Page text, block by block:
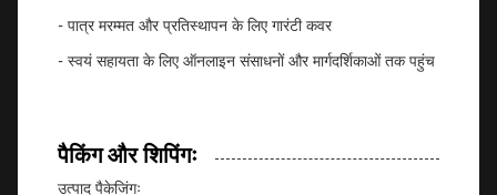
- पात्र मरम्मत और प्रतिस्थापन के लिए गारंटी कवर
- स्वयं सहायता के लिए ऑनलाइन संसाधनों और मार्गदर्शिकाओं तक पहुंच
पैकिंग और शिपिंगः
उत्पाद पैकेजिंगः